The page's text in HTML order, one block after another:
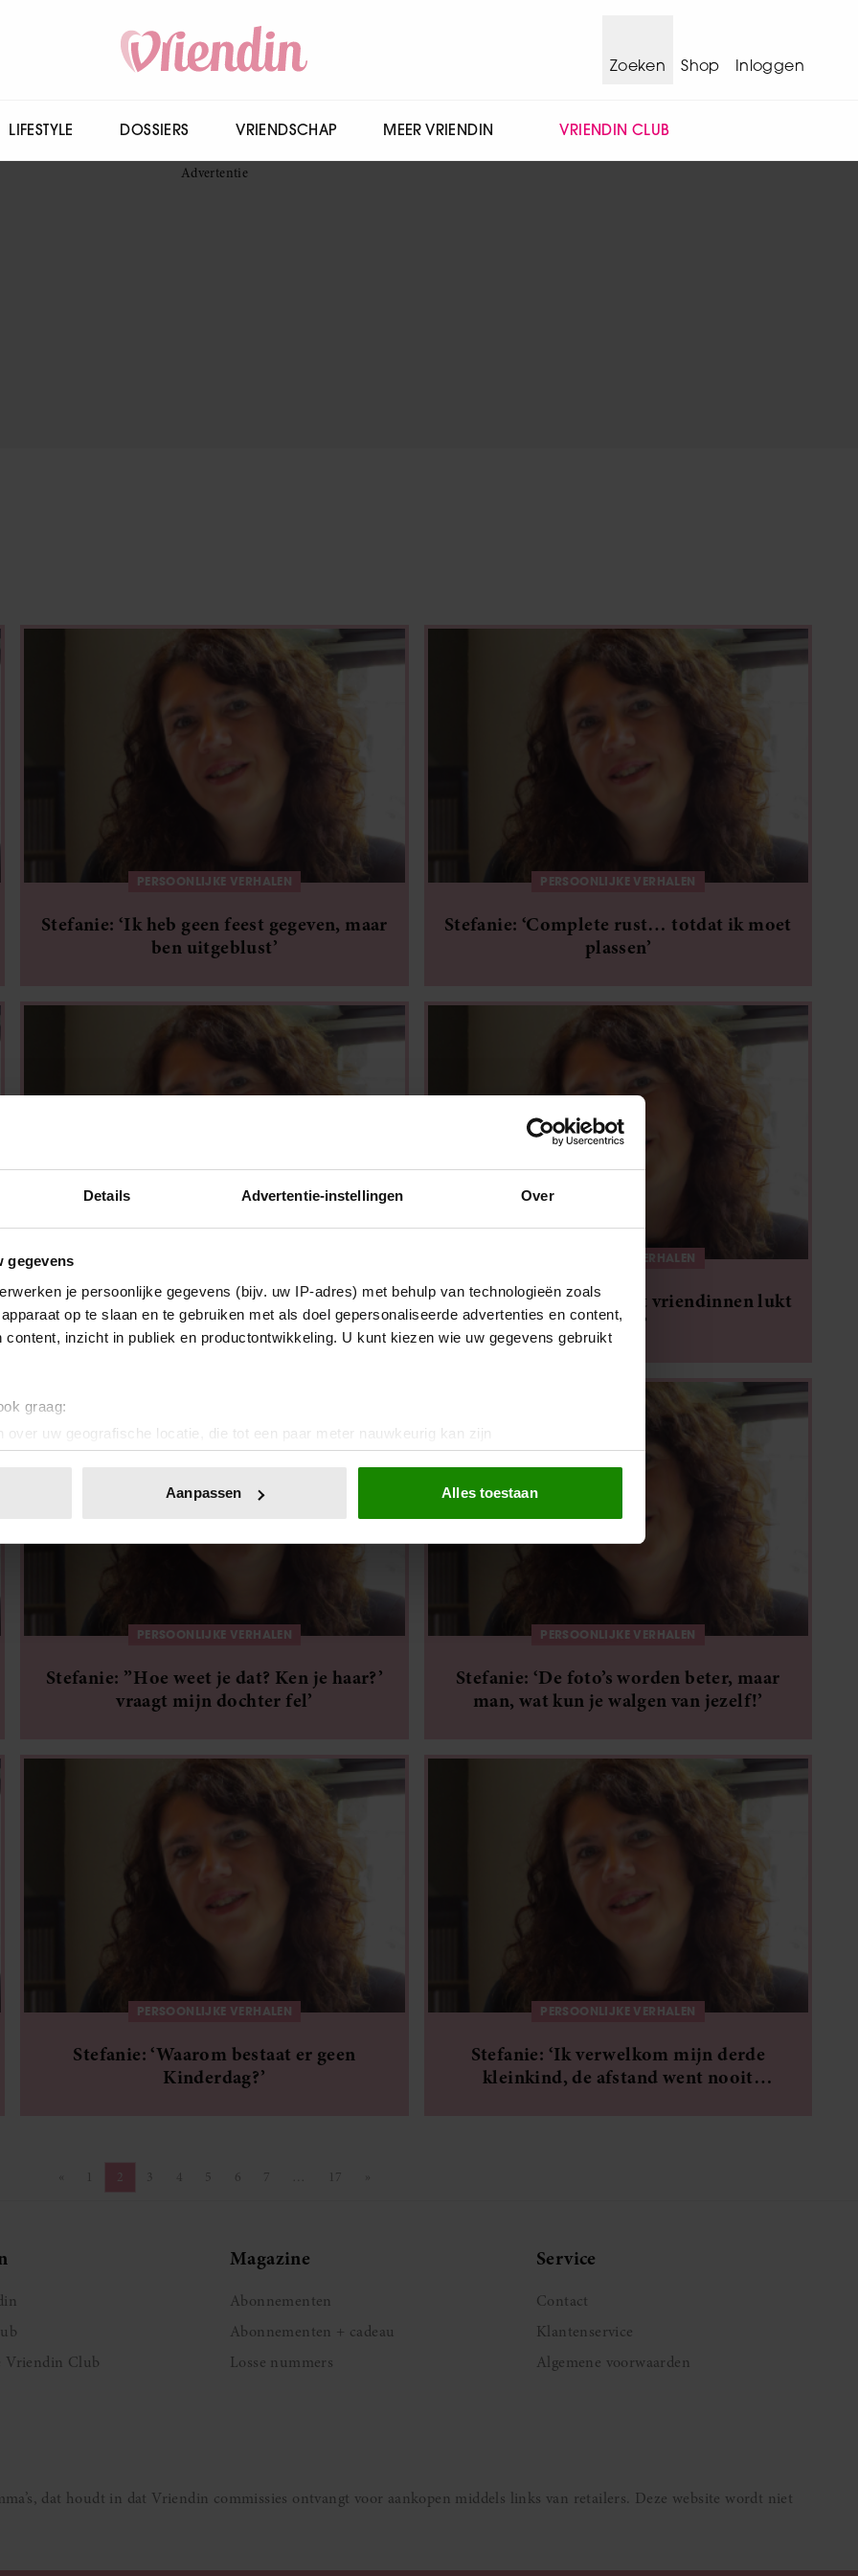
Details Advertentie-instellingen Over
gegevens
je persoonlijke gegevens (bijv. uw IP-adres) met behulp van technologieën zoals
op te slaan en te gebruiken met als doel gepersonaliseerde advertenties en content,
content, inzicht in publiek en productontwikkeling. U kunt kiezen wie uw gegevens gebruikt
graag:
over uw geografische locatie, die tot een paar meter nauwkeurig kan zijn
door het actief te scannen op specifieke eigenschappen (fingerprinting)
of intrekken in de Cookieverklaring.
en advertenties te personaliseren, om functies voor social media te bieden en om ons
Deze partners kunnen deze gegevens combineren met andere informatie die u aan ze heeft
op basis van uw gebruik van hun services. U gaat akkoord met onze cookies als u
Aanpassen Alles toestaan
Zoeken
Shop Inloggen
LIFESTYLE DOSSIERS VRIENDSCHAP MEER VRIENDIN VRIENDIN CLUB
PERSOONLIJKE VERHALEN
Stefanie: ‘Ik heb geen feest gegeven, maar
ben uitgeblust’
PERSOONLIJKE VERHALEN
Stefanie: ‘Complete rust… totdat ik moet
plassen’
Stefanie: ‘Ik ben een kattenmens, daar
kan ik niets aan doen’
PERSOONLIJKE VERHALEN
Stefanie: ‘Afspreken met vriendinnen lukt
zelden’
PERSOONLIJKE VERHALEN
Stefanie: ”Hoe weet je dat? Ken je haar?’
vraagt mijn dochter fel’
PERSOONLIJKE VERHALEN
Stefanie: ‘De foto’s worden beter, maar
man, wat kun je walgen van jezelf!’
PERSOONLIJKE VERHALEN
Stefanie: ‘Waarom bestaat er geen
Kinderdag?’
PERSOONLIJKE VERHALEN
Stefanie: ‘Ik verwelkom mijn derde
kleinkind, de afstand went nooit
Vorige pagina
« Pagina
1 Pagina
2 Pagina
3 Pagina
4 Pagina
5 Pagina
6 7 Pagina
17 Volgende pagina
»
Vriendin Club
Magazine
Abonnementen
Abonnementen + cadeau
Losse nummers
Service
Contact
Klantenservice
Algemene voorwaarden
dat houdt in dat Vriendin commissies ontvangt voor aankopen middels links van retailers. Deze website wordt niet